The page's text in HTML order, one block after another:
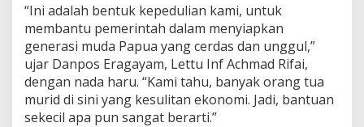
E
r
a
g
a
y
a
m
“Ini adalah bentuk kepedulian kami, untuk
membantu pemerintah dalam menyiapkan
generasi muda Papua yang cerdas dan unggul,”
ujar Danpos Eragayam, Lettu Inf Achmad Rifai,
dengan nada haru. “Kami tahu, banyak orang tua
murid di sini yang kesulitan ekonomi. Jadi, bantuan
sekecil apa pun sangat berarti.”